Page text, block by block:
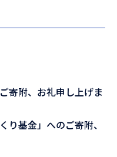
寄附、お礼申し上げま
り基金」へのご寄附、